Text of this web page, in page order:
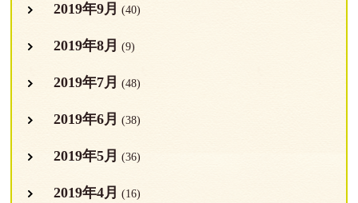
2019年9月 (40)
2019年8月 (9)
2019年7月 (48)
2019年6月 (38)
2019年5月 (36)
2019年4月 (16)